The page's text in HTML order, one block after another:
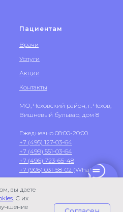
вы даете
. С их
Пациентам
Врачи
Услуги
Акции
Контакты
МО, Чеховский район, г. Чехов,
Вишневый бульвар, дом 8
Ежедневно 08:00-20:00
+7 (495) 127-03-64
+7 (499) 551-03-64
+7 (496) 723-65-48
+7 (906) 031-58-02 (WhatsApp)